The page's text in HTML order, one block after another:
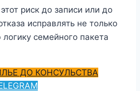
риск до записи или до
исправлять не только
семейного пакета
ДО КОНСУЛЬСТВА